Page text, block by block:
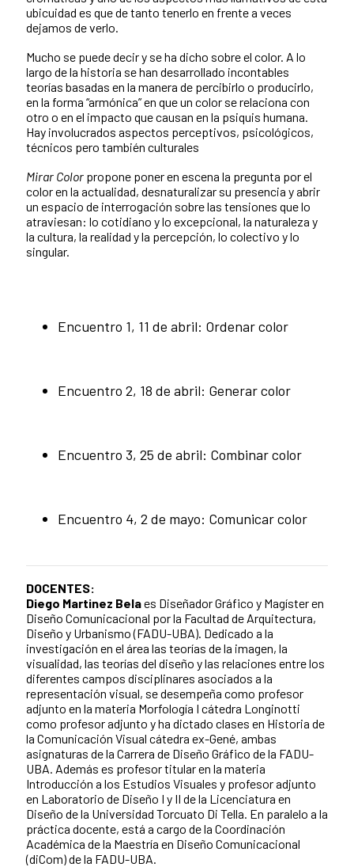
ubicuidad es que de tanto tenerlo en frente a veces
dejamos de verlo.
Mucho se puede decir y se ha dicho sobre el color. A lo
largo de la historia se han desarrollado incontables
teorías basadas en la manera de percibirlo o producirlo,
en la forma “armónica” en que un color se relaciona con
otro o en el impacto que causan en la psiquis humana.
Hay involucrados aspectos perceptivos, psicológicos,
técnicos pero también culturales
Mirar Color propone poner en escena la pregunta por el
color en la actualidad, desnaturalizar su presencia y abrir
un espacio de interrogación sobre las tensiones que lo
atraviesan: lo cotidiano y lo excepcional, la naturaleza y
la cultura, la realidad y la percepción, lo colectivo y lo
singular.
Encuentro 1, 11 de abril: Ordenar color
Encuentro 2, 18 de abril: Generar color
Encuentro 3, 25 de abril: Combinar color
Encuentro 4, 2 de mayo: Comunicar color
DOCENTES:
Diego Martinez Belaes Diseñador Gráfico y Magíster en
Diseño Comunicacional por la Facultad de Arquitectura,
Diseño y Urbanismo (FADU-UBA). Dedicado a la
investigación en el área las teorías de la imagen, la
visualidad, las teorías del diseño y las relaciones entre los
diferentes campos disciplinares asociados a la
representación visual, se desempeña como profesor
adjunto en la materia Morfología I cátedra Longinotti
como profesor adjunto y ha dictado clases en Historia de
la Comunicación Visual cátedra ex-Gené, ambas
asignaturas de la Carrera de Diseño Gráfico de la FADU-
UBA. Además es profesor titular en la materia
Introducción a los Estudios Visuales y profesor adjunto
en Laboratorio de Diseño I y II de la Licenciatura en
Diseño de la Universidad Torcuato Di Tella. En paralelo a la
práctica docente, está a cargo de la Coordinación
Académica de la Maestría en Diseño Comunicacional
(diCom) de la FADU-UBA.